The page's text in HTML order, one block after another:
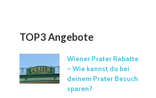
TOP3 Angebote
Wiener Prater Rabatte
– Wie kannst du bei
deinem Prater Besuch
sparen?